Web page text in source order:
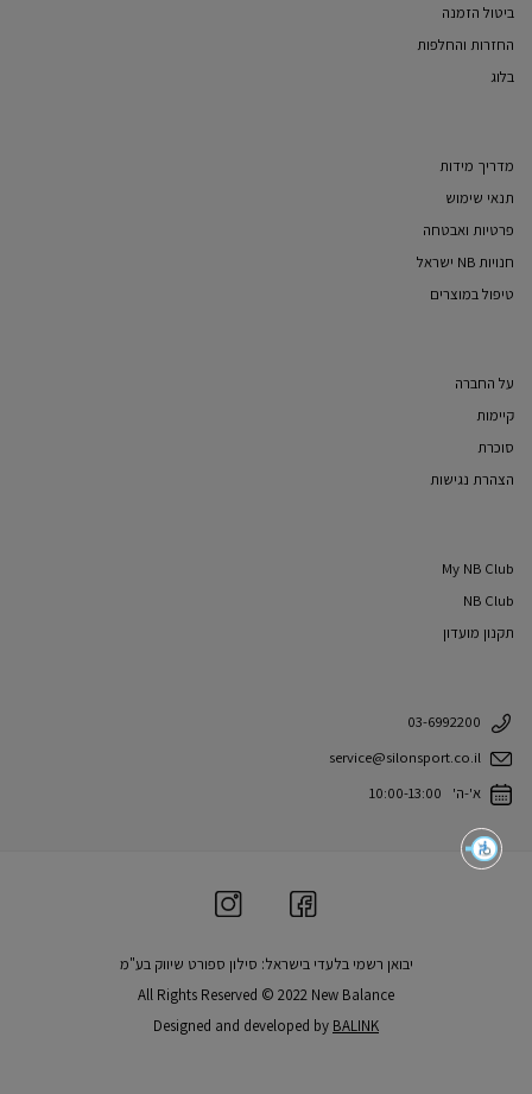
ביטול הזמנה
החזרות והחלפות
בלוג
מדריך מידות
תנאי שימוש
פרטיות ואבטחה
חנויות NB ישראל
טיפול במוצרים
על החברה
קיימות
סוכרת
הצהרת נגישות
My NB Club
NB Club
תקנון מועדון
03-6992200
service@silonsport.co.il
א'-ה' 10:00-13:00
יבואן רשמי בלעדי בישראל: סילון ספורט שיווק בע"מ
All Rights Reserved © 2022 New Balance
Designed and developed by BALINK